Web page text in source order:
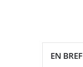
EN BREF